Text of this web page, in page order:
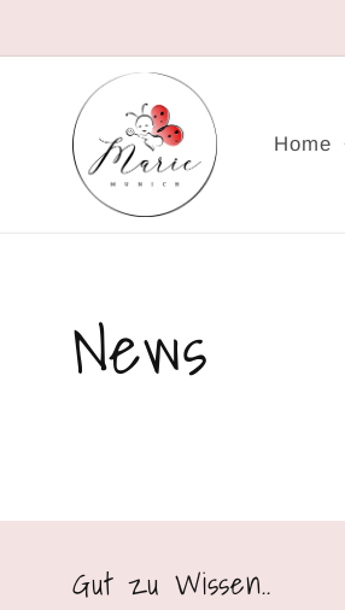
Inhalt
Home
News
Gut zu Wissen..